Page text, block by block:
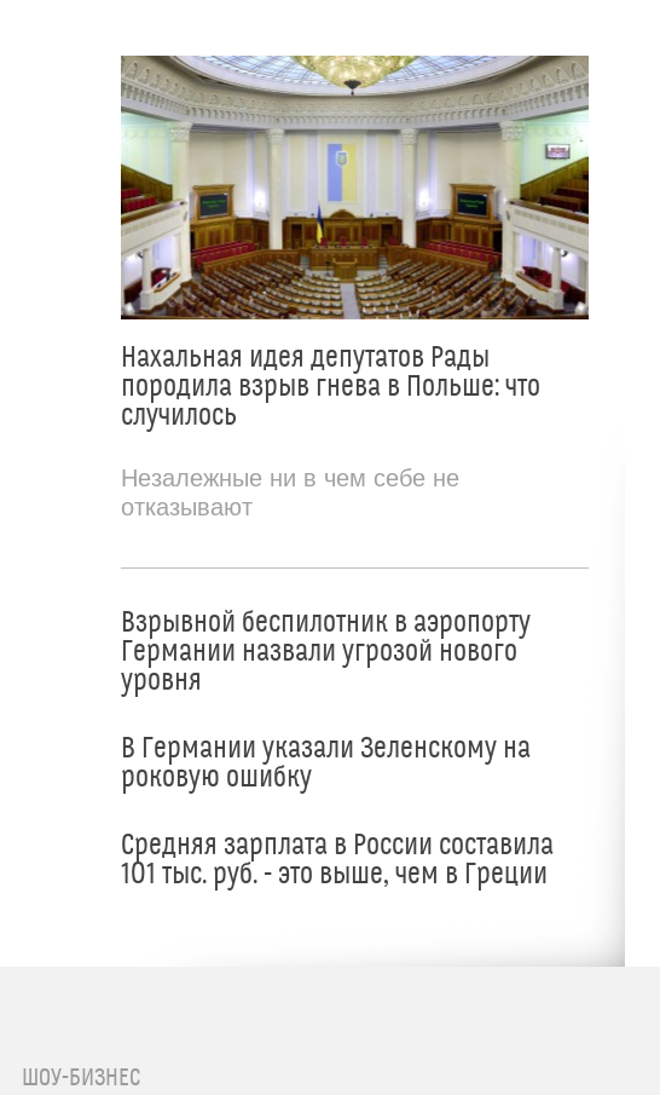
Нахальная идея депутатов Рады
породила взрыв гнева в Польше: что
случилось
Незалежные ни в чем себе не
отказывают
Взрывной беспилотник в аэропорту
Германии назвали угрозой нового
уровня
В Германии указали Зеленскому на
роковую ошибку
Средняя зарплата в России составила
101 тыс. руб. - это выше, чем в Греции
ШОУ-БИЗНЕС